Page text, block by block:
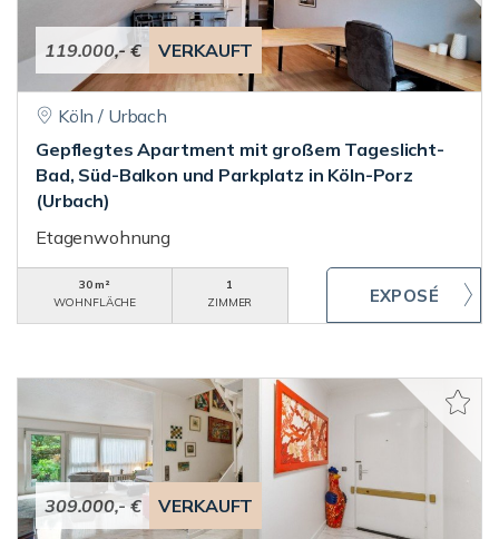
119.000,- € VERKAUFT
Köln / Urbach
Gepflegtes Apartment mit großem Tageslicht-
Bad, Süd-Balkon und Parkplatz in Köln-Porz
(Urbach)
Etagenwohnung
30 m²
WOHNFLÄCHE
1
ZIMMER
309.000,- € VERKAUFT